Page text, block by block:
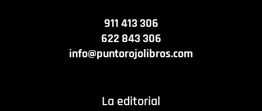
911 413 306
622 843 306
info@puntorojolibros.com
La editorial